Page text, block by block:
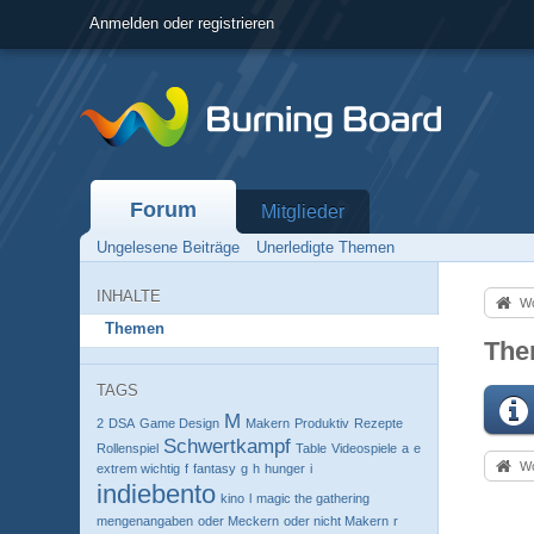
Anmelden oder registrieren
Forum Mitglieder
Ungelesene Beiträge Unerledigte Themen
INHALTE
Themen
TAGS
2 DSA Game Design M Makern Produktiv Rezepte
Rollenspiel Schwertkampf Table Videospiele a e
extrem wichtig f fantasy g h hunger i
indiebento kino l magic the gathering
mengenangaben oder Meckern oder nicht Makern r